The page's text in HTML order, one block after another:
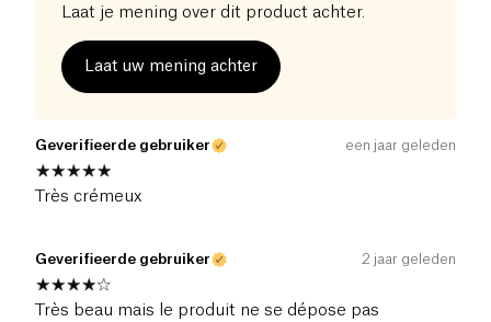
Laat je mening over dit product achter.
Laat uw mening achter
Geverifieerde gebruiker een jaar geleden
Très crémeux
Geverifieerde gebruiker 2 jaar geleden
Très beau mais le produit ne se dépose pas